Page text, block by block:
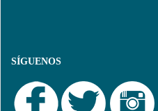
SÍGUENOS